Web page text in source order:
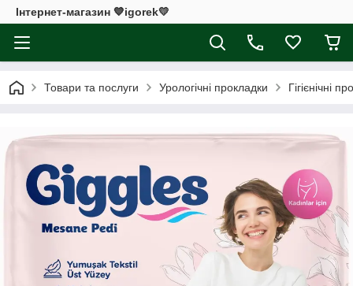
Інтернет-магазин 💙igorek💛
Товари та послуги Урологічні прокладки Гігієнічні